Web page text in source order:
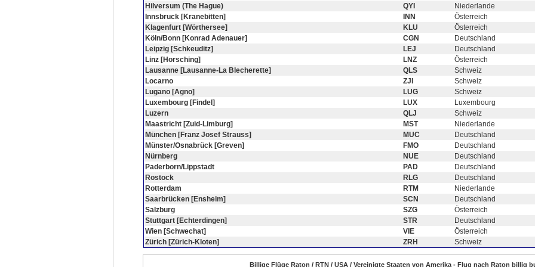
Hilversum (The Hague)
QYI
Niederlande
Innsbruck [Kranebitten]
INN
Österreich
Klagenfurt [Wörthersee]
KLU
Österreich
Köln/Bonn [Konrad Adenauer]
CGN
Deutschland
Leipzig [Schkeuditz]
LEJ
Deutschland
Linz [Horsching]
LNZ
Österreich
Lausanne [Lausanne-La Blecherette]
QLS
Schweiz
Locarno
ZJI
Schweiz
Lugano [Agno]
LUG
Schweiz
Luxembourg [Findel]
LUX
Luxembourg
Luzern
QLJ
Schweiz
Maastricht [Zuid-Limburg]
MST
Niederlande
München [Franz Josef Strauss]
MUC
Deutschland
Münster/Osnabrück [Greven]
FMO
Deutschland
Nürnberg
NUE
Deutschland
Paderborn/Lippstadt
PAD
Deutschland
Rostock
RLG
Deutschland
Rotterdam
RTM
Niederlande
Saarbrücken [Ensheim]
SCN
Deutschland
Salzburg
SZG
Österreich
Stuttgart [Echterdingen]
STR
Deutschland
Wien [Schwechat]
VIE
Österreich
Zürich [Zürich-Kloten]
ZRH Schweiz
Billige Flüge Raton / RTN / USA / Vereinigte Staaten von Amerika - Flug nach Raton billig